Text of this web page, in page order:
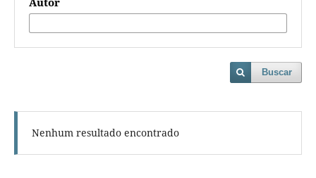
Buscar
Nenhum resultado encontrado